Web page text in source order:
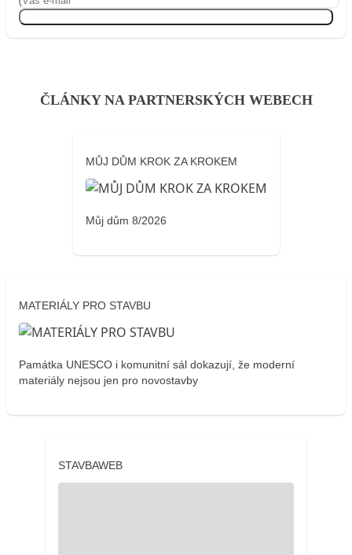
ČLÁNKY NA PARTNERSKÝCH WEBECH
MŮJ DŮM KROK ZA KROKEM
Můj dům 8/2026
MATERIÁLY PRO STAVBU
Památka UNESCO i komunitní sál dokazují, že moderní
materiály nejsou jen pro novostavby
STAVBAWEB